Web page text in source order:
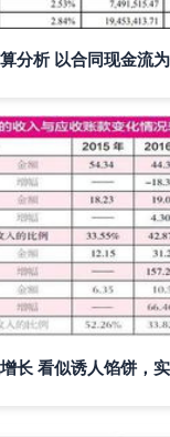
分析 以合同现金流
长 看似诱人馅饼，